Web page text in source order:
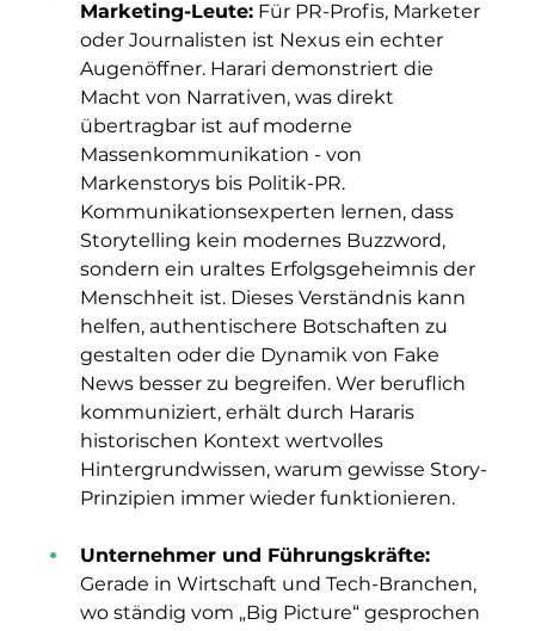
Marketing-Leute: Für PR-Profis, Marketer
oder Journalisten ist Nexus ein echter
Augenöffner. Harari demonstriert die
Macht von Narrativen, was direkt
übertragbar ist auf moderne
Massenkommunikation - von
Markenstorys bis Politik-PR.
Kommunikationsexperten lernen, dass
Storytelling kein modernes Buzzword,
sondern ein uraltes Erfolgsgeheimnis der
Menschheit ist. Dieses Verständnis kann
helfen, authentischere Botschaften zu
gestalten oder die Dynamik von Fake
News besser zu begreifen. Wer beruflich
kommuniziert, erhält durch Hararis
historischen Kontext wertvolles
Hintergrundwissen, warum gewisse Story-
Prinzipien immer wieder funktionieren.
Unternehmer und Führungskräfte:
Gerade in Wirtschaft und Tech-Branchen,
wo ständig vom „Big Picture“ gesprochen